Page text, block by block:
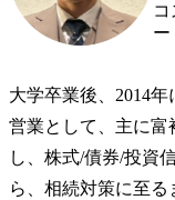
ー
大学卒業後、2014
営業として、主に富
し、株式/債券/投資
ら、相続対策に至